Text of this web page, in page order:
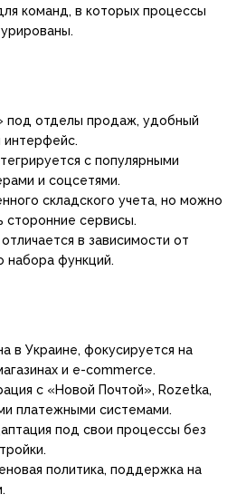
команд, в которых процессы
под отделы продаж, удобный
интерфейс.
с популярными
и соцсетями.
складского учета, но можно
сторонние сервисы.
в зависимости от
набора функций.
в Украине, фокусируется на
и e-commerce.
с «Новой Почтой», Rozetka,
платежными системами.
под свои процессы без
политика, поддержка на